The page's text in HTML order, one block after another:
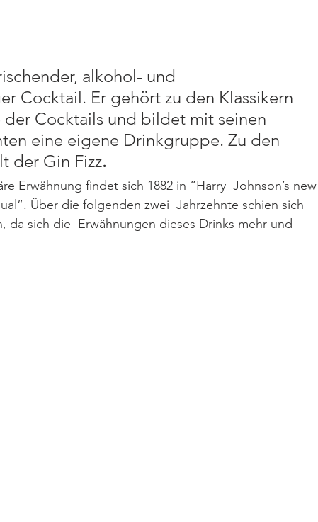
alkohol- und
Cocktail. Er gehört zu den Klassikern
der Cocktails und bildet mit seinen
eine eigene Drinkgruppe. Zu den
der Gin Fizz.
Erwähnung findet sich 1882 in “Harry  Johnson’s new
Über die folgenden zwei  Jahrzehnte schien sich
da sich die  Erwähnungen dieses Drinks mehr und